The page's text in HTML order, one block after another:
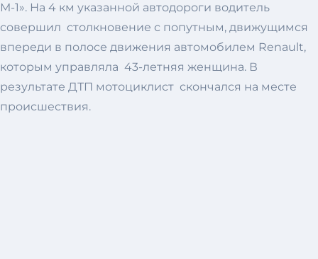
М-1». На 4 км указанной автодороги водитель
совершил столкновение с попутным, движущимся
впереди в полосе движения автомобилем Renault,
которым управляла 43-летняя женщина. В
результате ДТП мотоциклист скончался на месте
происшествия.